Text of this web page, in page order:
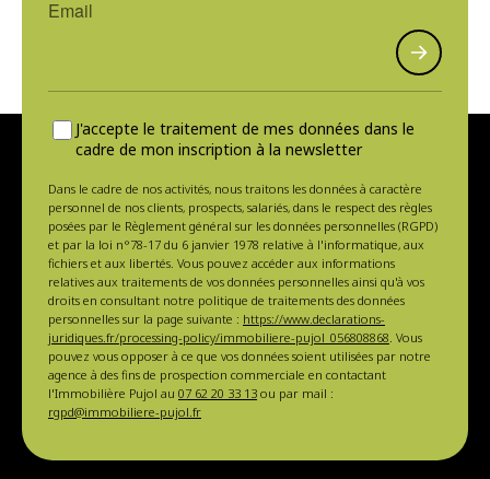
J'accepte le traitement de mes données dans le
cadre de mon inscription à la newsletter
Dans le cadre de nos activités, nous traitons les données à caractère
personnel de nos clients, prospects, salariés, dans le respect des règles
posées par le Règlement général sur les données personnelles (RGPD)
et par la loi n°78-17 du 6 janvier 1978 relative à l'informatique, aux
fichiers et aux libertés. Vous pouvez accéder aux informations
relatives aux traitements de vos données personnelles ainsi qu'à vos
droits en consultant notre politique de traitements des données
personnelles sur la page suivante : https://www.declarations-
juridiques.fr/processing-policy/immobiliere-pujol_056808868. Vous
pouvez vous opposer à ce que vos données soient utilisées par notre
agence à des fins de prospection commerciale en contactant
l'Immobilière Pujol au 07 62 20 33 13 ou par mail :
rgpd@immobiliere-pujol.fr